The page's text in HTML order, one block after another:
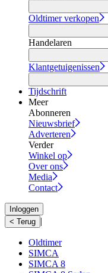
Oldtimer verkopen
Handelaren
Klantgetuigenissen
Tijdschrift
Meer
Abonneren
Nieuwsbrief
Adverteren
Verder
Winkel op
Over ons
Media
Contact
Inloggen
< Terug |
Oldtimer
SIMCA
SIMCA 8